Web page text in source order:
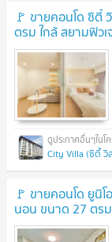
🚩 ขายคอนโด ซิตี้
ตรม ใกล้ สยามฟิว
City Villa (ซิตี้ วิ
🚩 ขายคอนโด ยูนิ
นอน ขนาด 27 ตร